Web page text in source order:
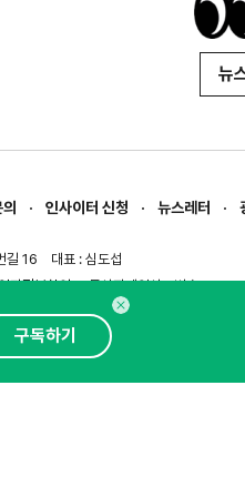
뉴
인사이터 신청 뉴스레터
길 16
대표 : 심도섭
자정보확인)
통신판매업신고번호 :
•광고 문의 :1800-2198
구독하기